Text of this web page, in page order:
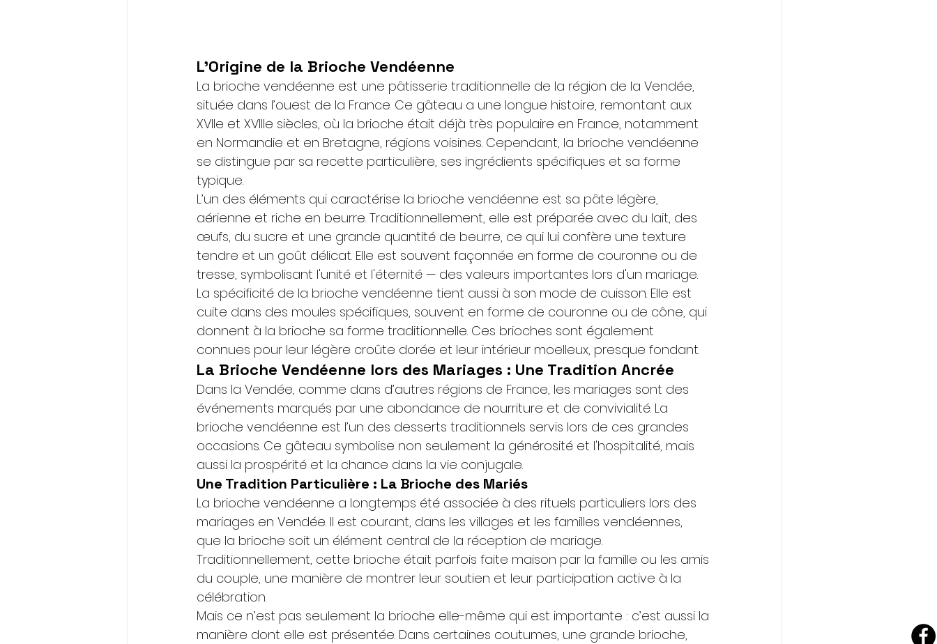
L’Origine de la Brioche Vendéenne
La brioche vendéenne est une pâtisserie traditionnelle de la région de la Vendée,
située dans l’ouest de la France. Ce gâteau a une longue histoire, remontant aux
XVIIe et XVIIIe siècles, où la brioche était déjà très populaire en France, notamment
en Normandie et en Bretagne, régions voisines. Cependant, la brioche vendéenne
se distingue par sa recette particulière, ses ingrédients spécifiques et sa forme
typique.
L’un des éléments qui caractérise la brioche vendéenne est sa pâte légère,
aérienne et riche en beurre. Traditionnellement, elle est préparée avec du lait, des
œufs, du sucre et une grande quantité de beurre, ce qui lui confère une texture
tendre et un goût délicat. Elle est souvent façonnée en forme de couronne ou de
tresse, symbolisant l'unité et l'éternité — des valeurs importantes lors d'un mariage.
La spécificité de la brioche vendéenne tient aussi à son mode de cuisson. Elle est
cuite dans des moules spécifiques, souvent en forme de couronne ou de cône, qui
donnent à la brioche sa forme traditionnelle. Ces brioches sont également
connues pour leur légère croûte dorée et leur intérieur moelleux, presque fondant.
La Brioche Vendéenne lors des Mariages : Une Tradition Ancrée
Dans la Vendée, comme dans d’autres régions de France, les mariages sont des
événements marqués par une abondance de nourriture et de convivialité. La
brioche vendéenne est l’un des desserts traditionnels servis lors de ces grandes
occasions. Ce gâteau symbolise non seulement la générosité et l'hospitalité, mais
aussi la prospérité et la chance dans la vie conjugale.
Une Tradition Particulière : La Brioche des Mariés
La brioche vendéenne a longtemps été associée à des rituels particuliers lors des
mariages en Vendée. Il est courant, dans les villages et les familles vendéennes,
que la brioche soit un élément central de la réception de mariage.
Traditionnellement, cette brioche était parfois faite maison par la famille ou les amis
du couple, une manière de montrer leur soutien et leur participation active à la
célébration.
Mais ce n’est pas seulement la brioche elle-même qui est importante : c’est aussi la
manière dont elle est présentée. Dans certaines coutumes, une grande brioche,